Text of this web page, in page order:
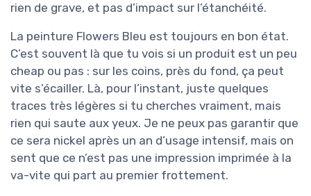
rien de grave, et pas d’impact sur l’étanchéité.
La peinture Flowers Bleu est toujours en bon état.
C’est souvent là que tu vois si un produit est un peu
cheap ou pas : sur les coins, près du fond, ça peut
vite s’écailler. Là, pour l’instant, juste quelques
traces très légères si tu cherches vraiment, mais
rien qui saute aux yeux. Je ne peux pas garantir que
ce sera nickel après un an d’usage intensif, mais on
sent que ce n’est pas une impression imprimée à la
va-vite qui part au premier frottement.